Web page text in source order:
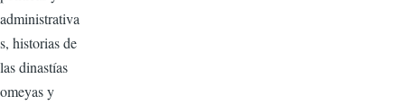
administrativa
s, historias de
las dinastías
omeyas y